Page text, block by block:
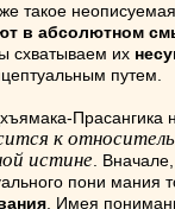
неописуемая
в абсолютном
схватываем их
путем.
Прасангика не
к
истине .
пони мания
. Имея